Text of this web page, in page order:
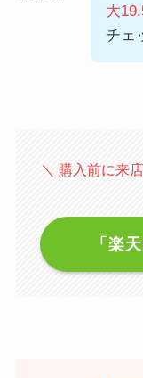
大
チェ
＼ 購入前に来
「楽